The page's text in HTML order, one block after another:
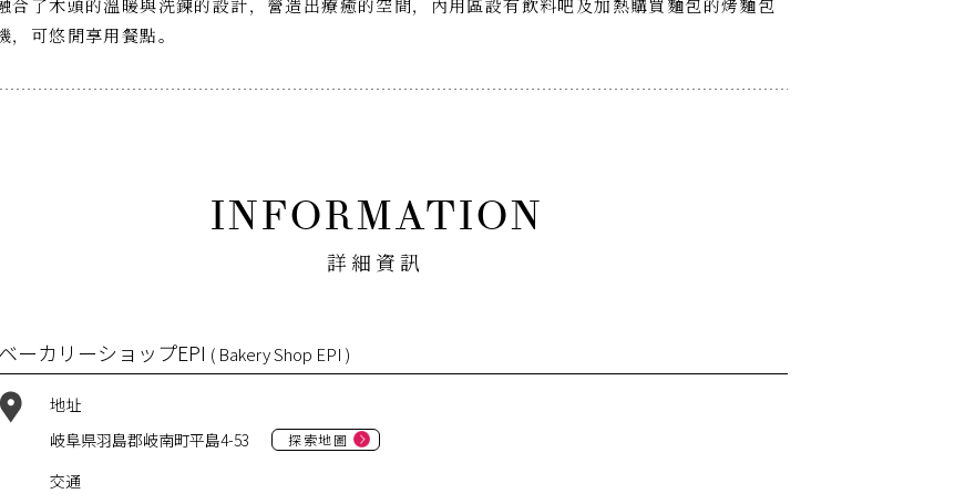
合了木頭的溫暖與洗鍊的設計，營造出療癒的空間，內用區設有飲料吧及加熱購買麵包的烤麵包
，可悠閒享用餐點。
詳細資訊
ベーカリーショップEPI ( Bakery Shop EPI )
地址
岐阜県羽島郡岐南町平島4-53
探索地圖
交通